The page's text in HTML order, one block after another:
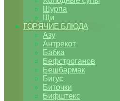
Шурпа
Щи
ГОРЯЧИЕ БЛЮДА
Азу
Антрекот
Бабка
Бефстроганов
Бешбармак
Бигус
Биточки
Бифштекс